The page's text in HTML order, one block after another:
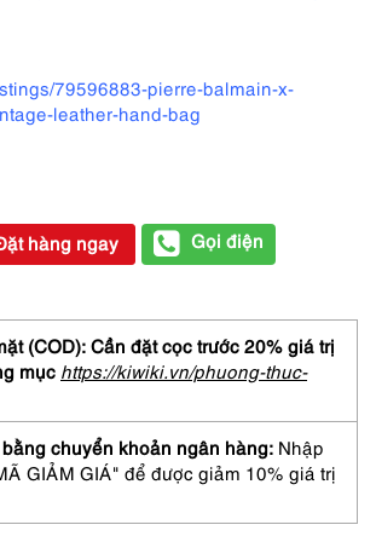
79596883-pierre-balmain-x-
leather-hand-bag
hàng ngay Gọi điện
(COD): Cần đặt cọc trước 20% giá trị
mục https://kiwiki.vn/phuong-thuc-
chuyển khoản ngân hàng: Nhập
GIẢM GIÁ" để được giảm 10% giá trị